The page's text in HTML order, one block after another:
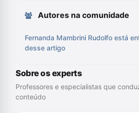
Autores na comunidade
Fernanda Mambrini Rudolfo está
desse artigo
Sobre os experts
Professores e especialistas que
conteúdo